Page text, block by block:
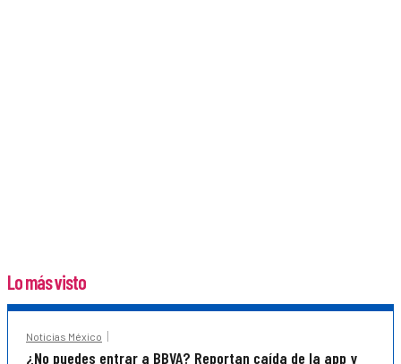
Lo más visto
Noticias México
¿No puedes entrar a BBVA? Reportan caída de la app y